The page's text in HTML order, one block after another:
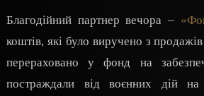
Благодійний партнер вечора –
коштів, які було виручено з
перераховано у фонд на
постраждали від воєнних дій на